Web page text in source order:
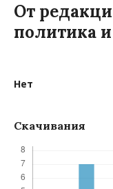
От
политика
Нет
Скачивания